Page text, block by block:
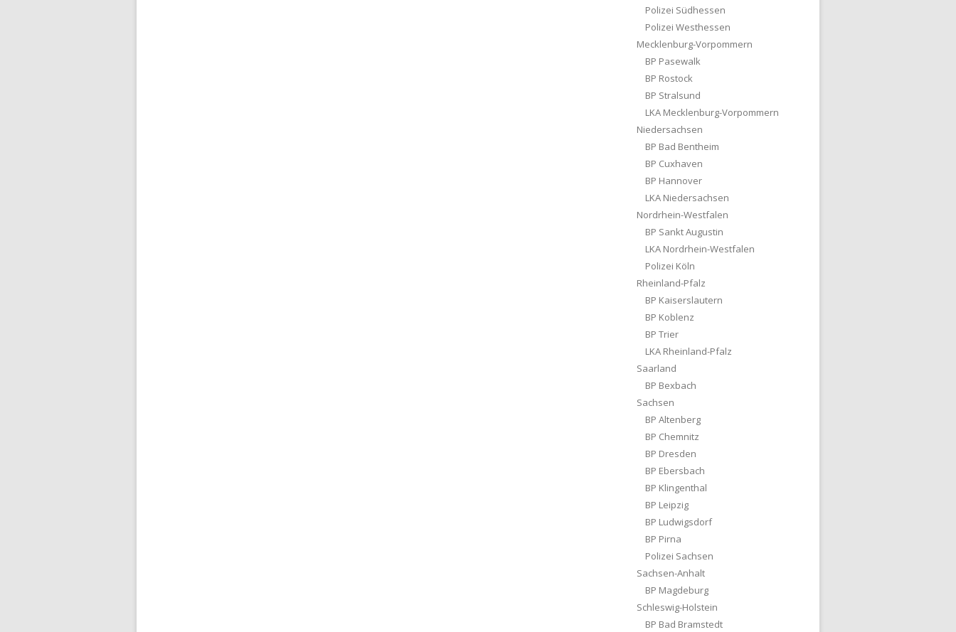
Polizei Südhessen
Polizei Westhessen
Mecklenburg-Vorpommern
BP Pasewalk
BP Rostock
BP Stralsund
LKA Mecklenburg-Vorpommern
Niedersachsen
BP Bad Bentheim
BP Cuxhaven
BP Hannover
LKA Niedersachsen
Nordrhein-Westfalen
BP Sankt Augustin
LKA Nordrhein-Westfalen
Polizei Köln
Rheinland-Pfalz
BP Kaiserslautern
BP Koblenz
BP Trier
LKA Rheinland-Pfalz
Saarland
BP Bexbach
Sachsen
BP Altenberg
BP Chemnitz
BP Dresden
BP Ebersbach
BP Klingenthal
BP Leipzig
BP Ludwigsdorf
BP Pirna
Polizei Sachsen
Sachsen-Anhalt
BP Magdeburg
Schleswig-Holstein
BP Bad Bramstedt